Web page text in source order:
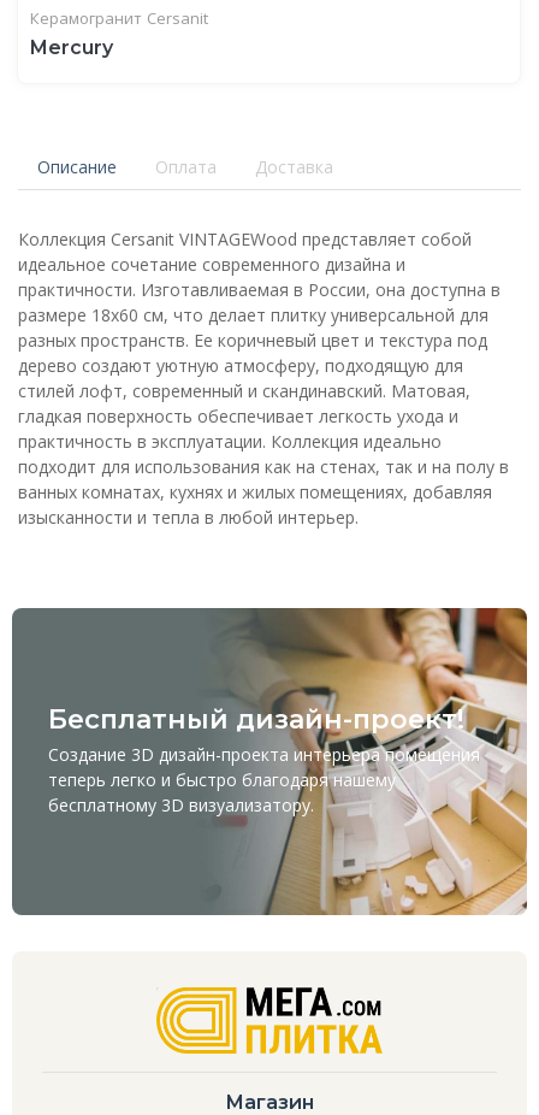
Керамогранит Cersanit
Mercury
Описание Оплата Доставка
Коллекция Cersanit VINTAGEWood представляет собой
идеальное сочетание современного дизайна и
практичности. Изготавливаемая в России, она доступна в
размере 18x60 см, что делает плитку универсальной для
разных пространств. Ее коричневый цвет и текстура под
дерево создают уютную атмосферу, подходящую для
стилей лофт, современный и скандинавский. Матовая,
гладкая поверхность обеспечивает легкость ухода и
практичность в эксплуатации. Коллекция идеально
подходит для использования как на стенах, так и на полу в
ванных комнатах, кухнях и жилых помещениях, добавляя
изысканности и тепла в любой интерьер.
Бесплатный дизайн-проект!
Создание 3D дизайн-проекта интерьера помещения
теперь легко и быстро благодаря нашему
бесплатному 3D визуализатору.
Магазин